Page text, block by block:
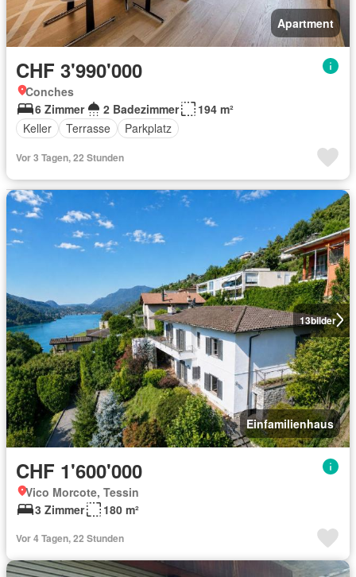
Apartment
CHF 3'990'000
Conches
6 Zimmer
2 Badezimmer
194 m²
Keller
Terrasse Parkplatz
Vor 3 Tagen, 22 Stunden
13bilder
Einfamilienhaus
CHF 1'600'000
Vico Morcote, Tessin
3 Zimmer
180 m²
Vor 4 Tagen, 22 Stunden